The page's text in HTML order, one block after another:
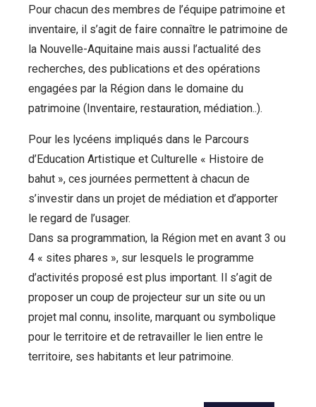
Pour chacun des membres de l’équipe patrimoine et
inventaire, il s’agit de faire connaître le patrimoine de
la Nouvelle-Aquitaine mais aussi l’actualité des
recherches, des publications et des opérations
engagées par la Région dans le domaine du
patrimoine (Inventaire, restauration, médiation..).
Pour les lycéens impliqués dans le Parcours
d’Education Artistique et Culturelle « Histoire de
bahut », ces journées permettent à chacun de
s’investir dans un projet de médiation et d’apporter
le regard de l’usager.
Dans sa programmation, la Région met en avant 3 ou
4 « sites phares », sur lesquels le programme
d’activités proposé est plus important. Il s’agit de
proposer un coup de projecteur sur un site ou un
projet mal connu, insolite, marquant ou symbolique
pour le territoire et de retravailler le lien entre le
territoire, ses habitants et leur patrimoine.